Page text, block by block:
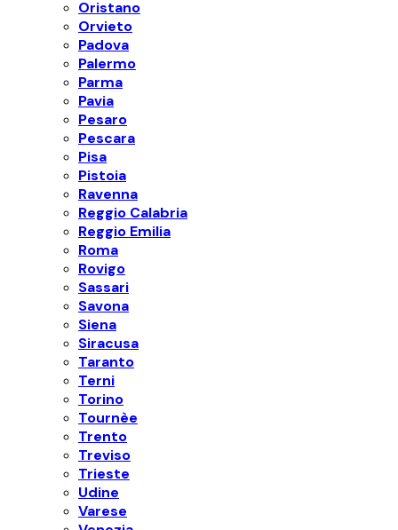
Oristano
Orvieto
Padova
Palermo
Parma
Pavia
Pesaro
Pescara
Pisa
Pistoia
Ravenna
Reggio Calabria
Reggio Emilia
Roma
Rovigo
Sassari
Savona
Siena
Siracusa
Taranto
Terni
Torino
Tournèe
Trento
Treviso
Trieste
Udine
Varese